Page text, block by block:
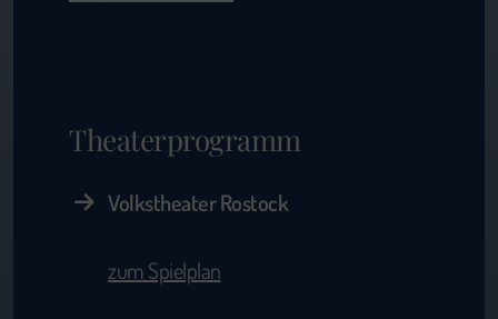
Theaterprogramm
Volkstheater Rostock
zum Spielplan